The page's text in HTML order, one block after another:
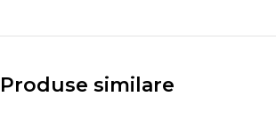
Produse similare